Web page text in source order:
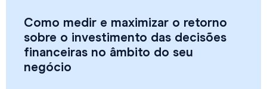
Como medir e maximizar o retorno
sobre o investimento das decisões
financeiras no âmbito do seu
negócio